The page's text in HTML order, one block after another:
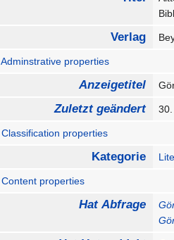
Verlag
Adminstrative properties
Anzeigetitel
Zuletzt geändert
Classification properties
Kategorie
Content properties
Hat Abfrage